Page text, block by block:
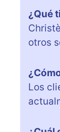
¿Qué
otros
Los